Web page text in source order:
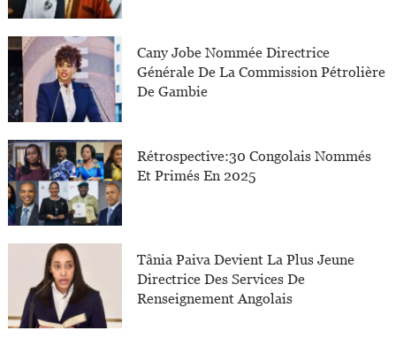
Cany Jobe Nommée Directrice
Générale De La Commission Pétrolière
De Gambie
Rétrospective:30 Congolais Nommés
Et Primés En 2025
Tânia Paiva Devient La Plus Jeune
Directrice Des Services De
Renseignement Angolais